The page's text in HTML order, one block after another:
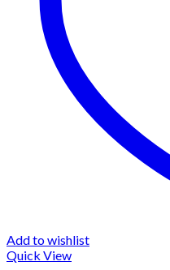
Add to wishlist
Quick View